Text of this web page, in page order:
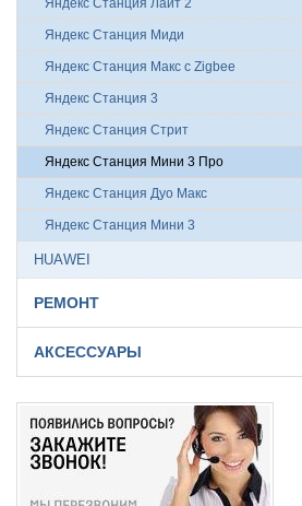
Яндекс Станция Миди
Яндекс Станция Макс с Zigbee
Яндекс Станция 3
Яндекс Станция Стрит
Яндекс Станция Мини 3 Про
Яндекс Станция Дуо Макс
Яндекс Станция Мини 3
HUAWEI
РЕМОНТ
АКСЕССУАРЫ